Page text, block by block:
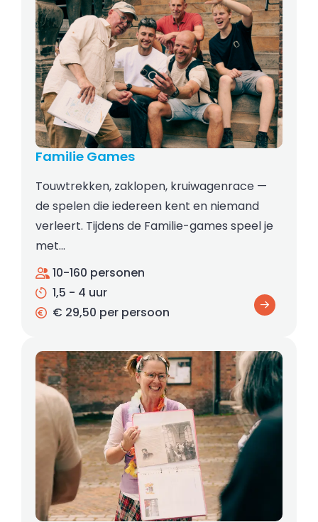
Familie Games
Touwtrekken, zaklopen, kruiwagenrace —
de spelen die iedereen kent en niemand
verleert. Tijdens de Familie-games speel je
met…
10-160 personen
1,5 - 4 uur
€ 29,50 per persoon